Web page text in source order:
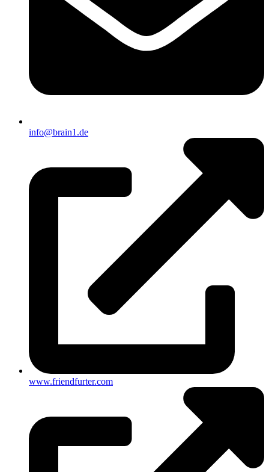
info@brain1.de
www.friendfurter.com